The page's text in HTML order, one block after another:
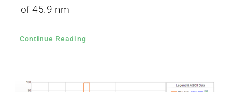
of 45.9 nm
Continue Reading